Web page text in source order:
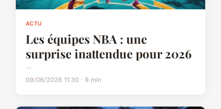
ACTU
Les équipes NBA : une
surprise inattendue pour 2026
...
09/06/2026 11:30 · 9 min